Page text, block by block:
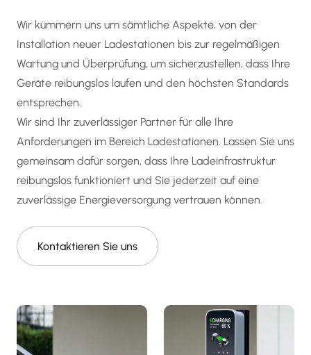
Wir kümmern uns um sämtliche Aspekte, von der
Installation neuer Ladestationen bis zur regelmäßigen
Wartung und Überprüfung, um sicherzustellen, dass Ihre
Geräte reibungslos laufen und den höchsten Standards
entsprechen.
Wir sind Ihr zuverlässiger Partner für alle Ihre
Anforderungen im Bereich Ladestationen. Lassen Sie uns
gemeinsam dafür sorgen, dass Ihre Ladeinfrastruktur
reibungslos funktioniert und Sie jederzeit auf eine
zuverlässige Energieversorgung vertrauen können.
Kontaktieren Sie uns